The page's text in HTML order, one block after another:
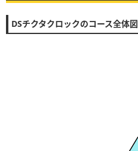
DSチクタクロックのコース全体図